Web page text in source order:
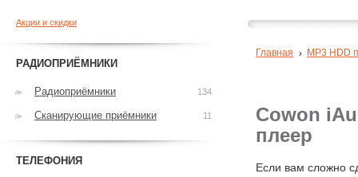
Cowon
плеер
Если вам сложно
Главная MP3 HDD
Акции и скидки
РАДИОПРИЁМНИКИ
Радиоприёмники 134
Сканирующие приёмники 11
ТЕЛЕФОНИЯ